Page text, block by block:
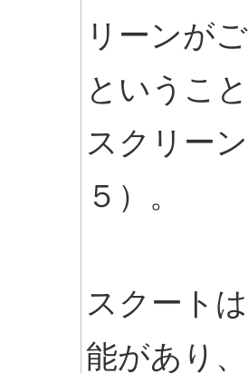
リーンがご
というこ
スクリーン
５）。
スクート
能があり